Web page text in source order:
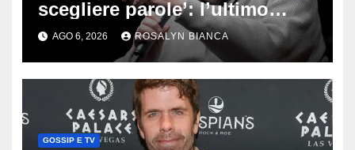
scegliere parole’: l’ultimo
viaggio di Francesco Guccini,
i fan in pellegrinaggio a
Pavana
AGO 6, 2026 ROSALYN BIANCA
GOSSIP E TV